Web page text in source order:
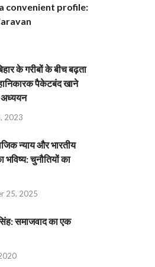
convenient profile:
के गरीबों के बीच बढ़ता
पैकेटबंद खाने
2023
न्याय और भारतीय
भविष्य: चुनौतियों का
25, 2025
समाजवाद का एक